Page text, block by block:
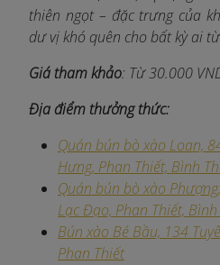
thiên ngọt – đặc trưng của
dư vị khó quên cho bất kỳ ai
Giá tham khảo: Từ 30.000
Địa điểm thưởng thức:
Quán bún bò xào Loan,
Hưng, Phan Thiết, Bình
Quán bún bò xào
Lạc Đạo, Phan Thiết,
Bún xào Bé Bầu, 134
Phan Thiết